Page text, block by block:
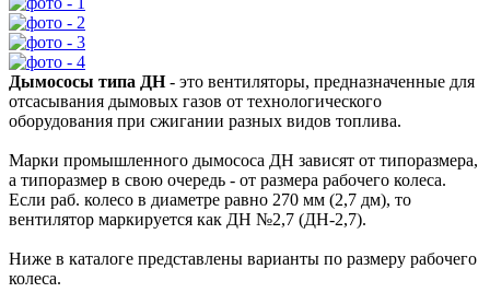
Дымососы типа ДН- это вентиляторы, предназначенные для
отсасывания дымовых газов от технологического
оборудования при сжигании разных видов топлива.
Марки промышленного дымососа ДН зависят от типоразмера,
а типоразмер в свою очередь - от размера рабочего колеса.
Если раб. колесо в диаметре равно 270 мм (2,7 дм), то
вентилятор маркируется как ДН №2,7 (ДН-2,7).
Ниже в каталоге представлены варианты по размеру рабочего
колеса.